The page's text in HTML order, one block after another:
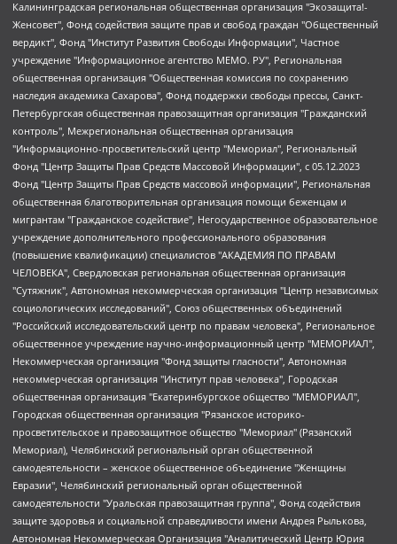
Калининградская региональная общественная организация "Экозащита!-Женсовет", Фонд содействия защите прав и свобод граждан "Общественный вердикт", Фонд "Институт Развития Свободы Информации", Частное учреждение "Информационное агентство МЕМО. РУ", Региональная общественная организация "Общественная комиссия по сохранению наследия академика Сахарова", Фонд поддержки свободы прессы, Санкт-Петербургская общественная правозащитная организация "Гражданский контроль", Межрегиональная общественная организация "Информационно-просветительский центр "Мемориал", Региональный Фонд "Центр Защиты Прав Средств Массовой Информации", с 05.12.2023 Фонд "Центр Защиты Прав Средств массовой информации", Региональная общественная благотворительная организация помощи беженцам и мигрантам "Гражданское содействие", Негосударственное образовательное учреждение дополнительного профессионального образования (повышение квалификации) специалистов "АКАДЕМИЯ ПО ПРАВАМ ЧЕЛОВЕКА", Свердловская региональная общественная организация "Сутяжник", Автономная некоммерческая организация "Центр независимых социологических исследований", Союз общественных объединений "Российский исследовательский центр по правам человека", Региональное общественное учреждение научно-информационный центр "МЕМОРИАЛ", Некоммерческая организация "Фонд защиты гласности", Автономная некоммерческая организация "Институт прав человека", Городская общественная организация "Екатеринбургское общество "МЕМОРИАЛ", Городская общественная организация "Рязанское историко-просветительское и правозащитное общество "Мемориал" (Рязанский Мемориал), Челябинский региональный орган общественной самодеятельности – женское общественное объединение "Женщины Евразии", Челябинский региональный орган общественной самодеятельности "Уральская правозащитная группа", Фонд содействия защите здоровья и социальной справедливости имени Андрея Рылькова, Автономная Некоммерческая Организация "Аналитический Центр Юрия Левады", Автономная некоммерческая организация социальной поддержки населения "Проект Апрель", Региональная общественная организация помощи женщинам и детям, находящимся в кризисной ситуации "Информационно-методический центр "Анна", Фонд содействия развитию массовых коммуникаций и правовому просвещению "Так-так-Так", Фонд содействия устойчивому развитию "Серебряная тайга", Свердловский региональный общественный фонд социальных проектов "Новое время", "Idel.Реалии", Кавказ.Реалии, Крым.Реалии, Телеканал Настоящее Время, Татаро-башкирская служба Радио Свобода (Azatliq Radiosi), Радио Свободная Европа/Радио Свобода (PCE/PC), "Сибирь.Реалии", "Фактограф", Благотворительный фонд помощи осужденным и их семьям, Автономная некоммерческая организация "Институт глобализации и социальных движений", Фонд "В защиту прав заключенных", Частное учреждение "Центр поддержки и содействия развитию средств массовой информации", Пензенский региональный общественный благотворительный фонд "Гражданский союз", "Север.Реалии", Некоммерческая организация Фонд "Правовая инициатива", Общество с ограниченной ответственностью "Радио Свободная Европа/Радио Свобода", Чешское информационное агентство "MEDIUM-ORIENT", Красноярская региональная общественная организация "Мы против СПИДа", Камалягин Денис Николаевич, Маркелов Сергей Евгеньевич, Пономарев Лев Александрович, Савицкая Людмила Алексеевна, Автономная некоммерческая организация "Центр по работе с проблемой насилия "НАСИЛИЮ.НЕТ", Межрегиональный профессиональный союз работников здравоохранения "Альянс врачей", Юридическое лицо, зарегистрированное в Латвийской Республике, SIA "Medusa Project" (регистрационный номер 40103797863, дата регистрации 10.06.2014), Некоммерческая организация "Фонд по борьбе с коррупцией", Автономная некоммерческая организация "Институт права и публичной политики", Баданин Роман Сергеевич, Гликин Максим Александрович, Железнова Мария Михайловна, Лукьянова Юлия Сергеевна, Маетная Елизавета Витальевна, Маняхин Петр Борисович, Чуракова Ольга Владимировна, Ярош Юлия Петровна, Юридическое лицо "The Insider SIA", зарегистрированное в Риге, Латвийская Республика (дата регистрации 26.06.2015), являющееся администратором доменного имени интернет-издания "The Insider SIA", https://theins.ru, Постернак Алексей Евгеньевич, Рубин Михаил Аркадьевич, Анин Роман Александрович, Юридическое лицо Istories fonds, зарегистрированное в Латвийской Республике (регистрационный номер 50008295751, дата регистрации 24.02.2020), Великовский Дмитрий Александрович, Долинина Ирина Николаевна, Мароховская Алеся Алексеевна, Шлейнов Роман Юрьевич, Шмагун Олеся Валентиновна, Общество с ограниченной ответственностью "Альтаир 2021", Общество с ограниченной ответственностью "Вега 2021", Общество с ограниченной ответственностью "Главный редактор 2021", Общество с ограниченной ответственностью "Ромашки монолит", Важенков Артем Валерьевич, Ивановская областная общественная организация "Центр гендерных исследований", Гурман Юрий Альбертович, Медиапроект "ОВД-Инфо", Егоров Владимир Владимирович, Жилинский Владимир Александрович, Общество с ограниченной ответственностью "ЗП", Иванова София Юрьевна, Карезина Инна Павловна, Кильтау Екатерина Викторовна, Петров Алексей Викторович, Пискунов Сергей Евгеньевич, Смирнов Сергей Сергеевич, Тихонов Михаил Сергеевич, Общество с ограниченной ответственностью "ЖУРНАЛИСТ-ИНОСТРАННЫЙ АГЕНТ", Арапова Галина Юрьевна, Вольтская Татьяна Анатольевна, Американская компания "Mason G.E.S. Anonymous Foundation" (США), являющаяся владельцем интернет-издания https://mnews.world/, Компания "Stichting Bellingcat", зарегистрированная в Нидерландах (дата регистрации 11.07.2018), Захаров Андрей Вячеславович, Клепиковская Екатерина Дмитриевна, Общество с ограниченной ответственностью "МЕМО", Перл Роман Александрович, Симонов Евгений Алексеевич, Соловьева Елена Анатольевна, Сотников Даниил Владимирович, Сурначева Елизавета Дмитриевна, Автономная некоммерческая организация по защите прав человека и информированию населения "Якутия – Наше Мнение", Общество с ограниченной ответственностью "Москоу диджитал медиа", с 26.01.2023 Общество с ограниченной ответственностью "Чайка Белые сады", Ветошкина Валерия Валерьевна, Заговора Максим Александрович, Межрегиональное общественное движение "Российская ЛГБТ - сеть", Оленичев Максим Владимирович, Павлов Иван Юрьевич, Скворцова Елена Сергеевна, Общество с ограниченной ответственностью "Как бы инагент", Кочетков Игорь Викторович, Общество с ограниченной ответственностью "Честные выборы", Еланчик Олег Александрович, Общество с ограниченной ответственностью "Нобелевский призыв", Гималова Регина Эмилевна, Григорьев Андрей Валерьевич, Григорьева Алина Александровна, Ассоциация по содействию защите прав призывников, альтернативнослужащих и военнослужащих "Правозащитная группа "Гражданин.Армия.Право", Хисамова Регина Фаритовна, Автономная некоммерческая организация по реализации социально-правовых программ "Лилит", Дальневосточное общественное движение "Маяк", Санкт-Петербургская ЛГБТ-инициативная группа "Выход", Инициативная группа ЛГБТ+ "Реверс", Алексеев Андрей Викторович, Бекбулатова Таисия Львовна, Беляев Иван Михайлович, Владыкина Елена Сергеевна, Гельман Марат Александрович, Никульшина Вероника Юрьевна, Толоконникова Надежда Андреевна, Шендерович Виктор Анатольевич, Общество с ограниченной ответственностью "Данное сообщение", Общество с ограниченной ответственностью Издательский дом "Новая глава", Айнбиндер Александра Александровна, Московский комьюнити-центр для ЛГБТ+инициатив, Благотворительный фонд развития филантропии, Deutsche Welle (Германия, Kurt-Schumacher-Strasse 3, 53113 Bonn), Борзунова Мария Михайловна, Воробьев Виктор Викторович, Голубева Анна Львовна, Константинова Алла Михайловна, Малкова Ирина Владимировна, Мурадов Мурад Абдулгалимович, Осетинская Елизавета Николаевна, Понасенков Евгений Николаевич, Ганапольский Матвей Юрьевич, Киселев Евгений Алексеевич, Борухович Ирина Григорьевна, Дремин Иван Тимофеевич, Дубровский Дмитрий Викторович, Красноярская региональная общественная организация поддержки и развития альтернативных образовательных технологий и межкультурных коммуникаций "ИНТЕРРА", Маяковская Екатерина Алексеевна, Фейгин Марк Захарович, Филимонов Андрей Викторович, Дзугкоева Регина Николаевна, Доброхотов Роман Александрович, Дудь Юрий Александрович, Елкин Сергей Владимирович, Кругликов Кирилл Игоревич, Сабунаева Мария Леонидовна, Семенов Алексей Владимирович, Шаинян Карен Багратович, Шульман Екатерина Михайловна, Асафьев Артур Валерьевич, Вахштайн Виктор Семенович, Венедиктов Алексей Алексеевич, Лушникова Екатерина Евгеньевна, Волков Леонид Михайлович, Невзоров Александр Глебович, Пархоменко Сергей Борисович, Сироткин Ярослав Николаевич, Кара-Мурза Владимир Владимирович, Баранова Наталья Владимировна, Гозман Леонид Яковлевич, Кагарлицкий Борис Юльевич, Климарев Михаил Валерьевич, Милов Владимир Станиславович, Автономная некоммерческая организация Краснодарский центр современного искусства "Типография", Моргенштерн Алишер Тагирович, Соболь Любовь Эдуардовна, Общество с ограниченной ответственностью "ЛИЗА НОРМ", Каспаров Гарри Кимович, Ходорковский Михаил Борисович, Общество с ограниченной ответственностью "Апрельские тезисы", Данилович Ирина Брониславовна, Кашин Олег Владимирович, Петров Николай Владимирович, Пивоваров Алексей Владимирович, Соколов Михаил Владимирович, Цветкова Юлия Владимировна, Чичваркин Евгений Александрович, Комитет против пыток/Команда против пыток, Общество с ограниченной ответственностью "Первый научный", Общество с ограниченной ответственностью "Вертолет и ко", Белоцерковская Вероника Борисовна, Кац Максим Евгеньевич, Лазарева Татьяна Юрьевна, Шаведдинов Руслан Табризович, Яшин Илья Валерьевич, Общество с ограниченной ответственностью "Иноагент ААВ", Алешковский Дмитрий Петрович, Альбац Евгения Марковна, Быков Дмитрий Львович, Галямина Юлия Евгеньевна, Лойко Сергей Леонидович, Мартынов Кирилл Константинович, Медведев Сергей Александрович, Крашенинников Федор Геннадиевич, Гордеева Катерина Вл